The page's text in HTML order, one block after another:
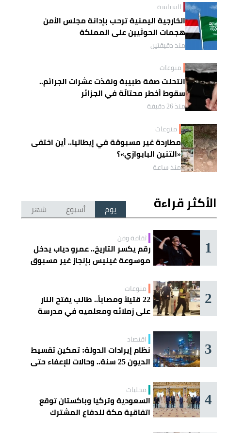
السياسة
الخارجية اليمنية ترحب بإدانة مجلس الأمن
هجمات الحوثيين على المملكة
منذ دقيقتين
منوعات
انتحلت صفة طبيبة ونفذت عشرات الجرائم..
سقوط أخطر محتالَة في الجزائر
منذ 26 دقيقة
منوعات
مطاردة غير مسبوقة في إيطاليا.. أين اختفى
«التنين البابوازي»؟
منذ ساعة
الأكثر قراءة يوم أسبوع شهر
1 ثقافة وفن
رقم يكسر التاريخ.. عمرو دياب يدخل
موسوعة غينيس بإنجاز غير مسبوق
2 منوعات
22 قتيلاً ومصاباً.. طالب يفتح النار
على زملائه ومعلميه في مدرسة
3 اقتصاد
نظام إيرادات الدولة: تمكين تقسيط
الديون 25 سنة.. وحالات للإعفاء حتى
4 محليات
السعودية وتركيا وباكستان توقع
اتفاقية مكة للدفاع المشترك